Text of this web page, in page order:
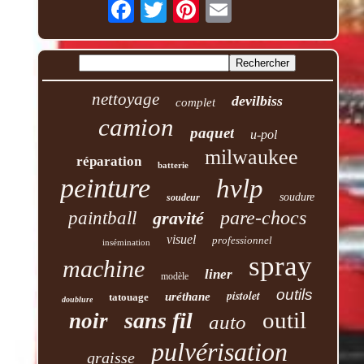
nettoyage complet devilbiss
camion paquet u-pol
réparation batterie milwaukee
peinture soudeur hvlp soudure
paintball gravité pare-chocs
insémination visuel professionnel
machine modèle liner spray
doublure tatouage uréthane pistolet outils
noir sans fil auto outil
graisse pulvérisation